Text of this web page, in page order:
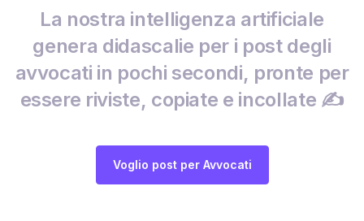
La nostra intelligenza artificiale
genera didascalie per i post degli
avvocati in pochi secondi, pronte per
essere riviste, copiate e incollate ✍️
Voglio post per Avvocati